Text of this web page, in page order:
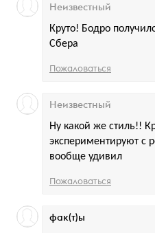
Круто! Бодро
Сбера
Неизвестный
Пожаловаться
Ну какой же стиль!!
экспериментируют с
вообще удивил
Неизвестный
Пожаловаться
фак(т)ы